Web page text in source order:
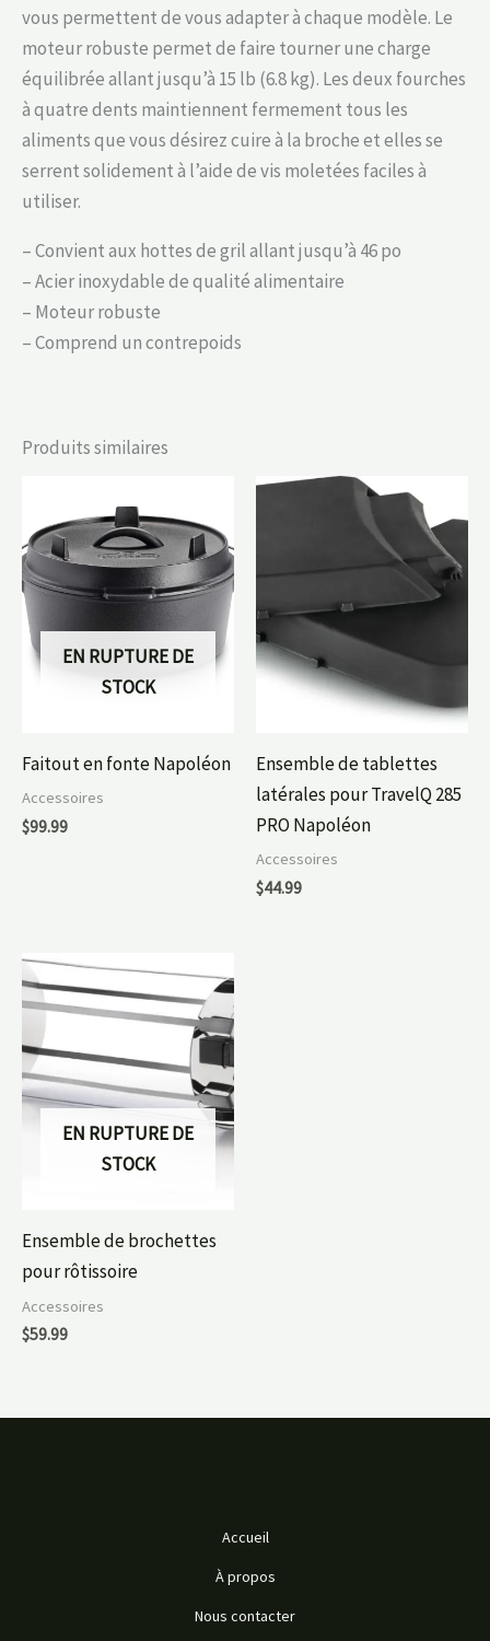
vous permettent de vous adapter à chaque modèle. Le
moteur robuste permet de faire tourner une charge
équilibrée allant jusqu’à 15 lb (6.8 kg). Les deux fourches
à quatre dents maintiennent fermement tous les
aliments que vous désirez cuire à la broche et elles se
serrent solidement à l’aide de vis moletées faciles à
utiliser.
– Convient aux hottes de gril allant jusqu’à 46 po
– Acier inoxydable de qualité alimentaire
– Moteur robuste
– Comprend un contrepoids
Produits similaires
EN RUPTURE DE
STOCK
Faitout en fonte Napoléon
Accessoires
$99.99
Ensemble de tablettes
latérales pour TravelQ 285
PRO Napoléon
Accessoires
$44.99
EN RUPTURE DE
STOCK
Ensemble de brochettes
pour rôtissoire
Accessoires
$59.99
Accueil
À propos
Nous contacter